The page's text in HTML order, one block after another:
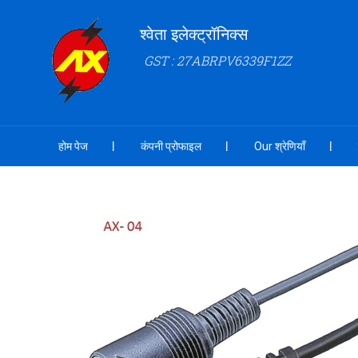
श्वेता इलेक्ट्रॉनिक्स
GST : 27ABRPV6339F1ZZ
होम पेज कंपनी प्रोफाइल Our श्रेणियाँ